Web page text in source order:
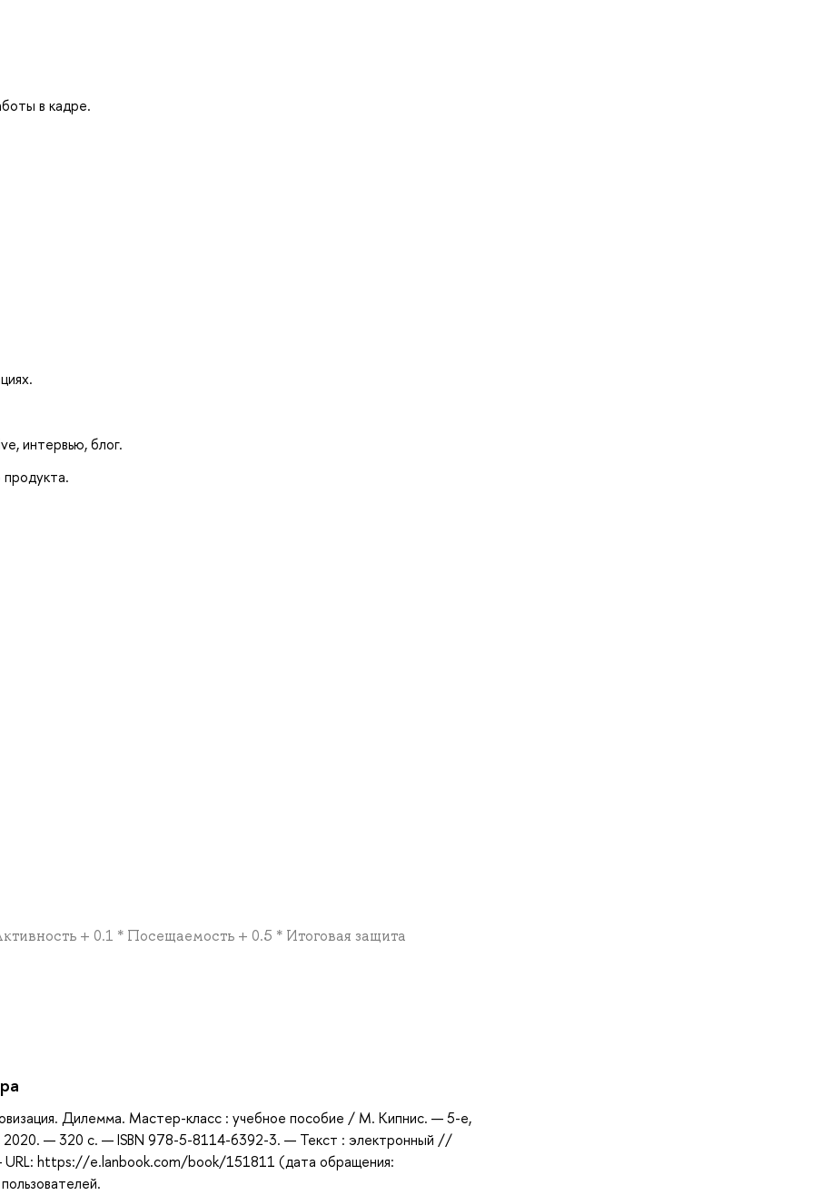
в кадре.
интервью, блог.
+ 0.1 * Посещаемость + 0.5 * Итоговая защита
Дилемма. Мастер-класс : учебное пособие / М. Кипнис. — 5-е,
— 320 с. — ISBN 978-5-8114-6392-3. — Текст : электронный //
URL: https://e.lanbook.com/book/151811 (дата обращения: